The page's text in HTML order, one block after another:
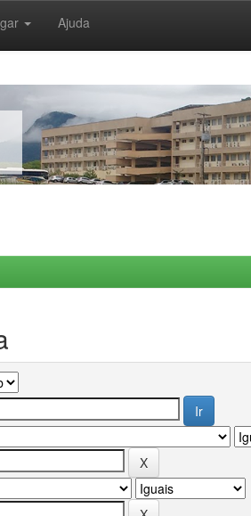
Ajuda